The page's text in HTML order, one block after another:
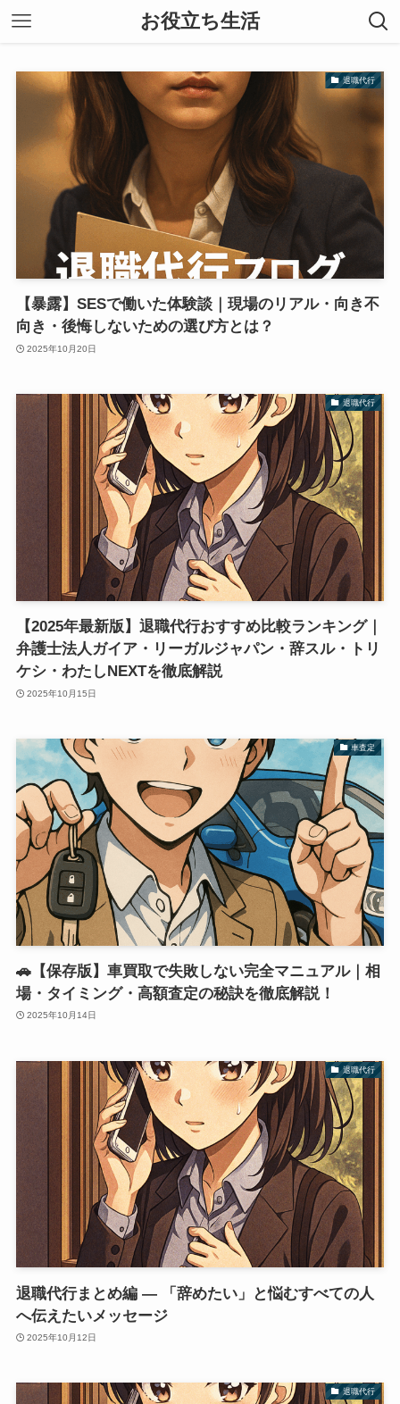
お役立ち生活
退職代行
【暴露】SESで働いた体験談｜現場のリアル・向き不
向き・後悔しないための選び方とは？
2025年10月20日
退職代行
【2025年最新版】退職代行おすすめ比較ランキング｜
弁護士法人ガイア・リーガルジャパン・辞スル・トリ
ケシ・わたしNEXTを徹底解説
2025年10月15日
車査定
🚗【保存版】車買取で失敗しない完全マニュアル｜相
場・タイミング・高額査定の秘訣を徹底解説！
2025年10月14日
退職代行
退職代行まとめ編 ― 「辞めたい」と悩むすべての人
へ伝えたいメッセージ
2025年10月12日
退職代行